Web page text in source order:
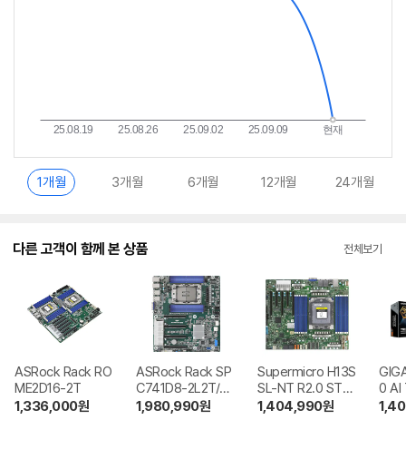
1개월 3개월 6개월 12개월 24개월
다른 고객이 함께 본 상품 전체보기
ASRock Rack RO
ME2D16-2T
1,336,000원
ASRock Rack SP
C741D8-2L2T/BC
M 명인일렉트로닉
1,980,990원
Supermicro H13S
SL-NT R2.0 STC
OM
1,404,990원
0 AI